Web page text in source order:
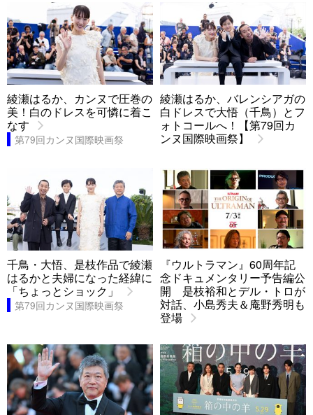
綾瀬はるか、カンヌで圧巻の
美！白のドレスを可憐に着こ
なす
第79回カンヌ国際映画祭
綾瀬はるか、バレンシアガの
白ドレスで大悟（千鳥）とフ
ォトコールへ！【第79回カ
ンヌ国際映画祭】
千鳥・大悟、是枝作品で綾瀬
はるかと夫婦になった経緯に
「ちょっとショック」
第79回カンヌ国際映画祭
『ウルトラマン』60周年記
念ドキュメンタリー予告編公
開 是枝裕和とデル・トロが
対話、小島秀夫＆庵野秀明も
登場